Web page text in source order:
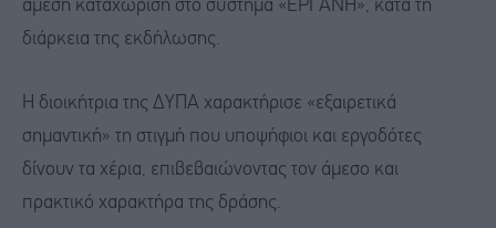
άμεση καταχώριση στο σύστημα «ΕΡΓΑΝΗ», κατά τη
διάρκεια της εκδήλωσης.
Η διοικήτρια της ΔΥΠΑ χαρακτήρισε «εξαιρετικά
σημαντική» τη στιγμή που υποψήφιοι και εργοδότες
δίνουν τα χέρια, επιβεβαιώνοντας τον άμεσο και
πρακτικό χαρακτήρα της δράσης.